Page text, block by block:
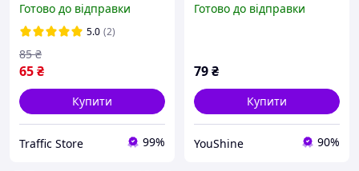
(червоно-білий)
Готово до відправки
5.0 (2)
65₴
85 ₴
Купити
Traffic Store 99%
YU227
Готово до відправки
79₴
Купити
YouShine 90%